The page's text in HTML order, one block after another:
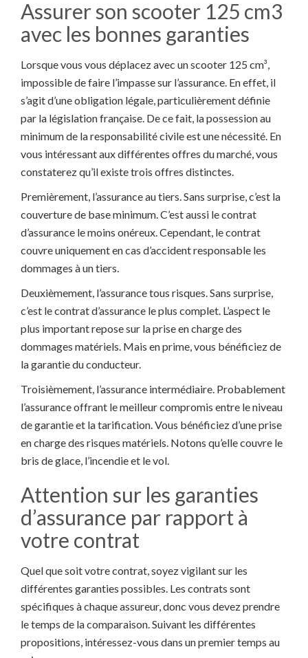
Assurer son scooter 125 cm3
avec les bonnes garanties
Lorsque vous vous déplacez avec un scooter 125 cm³,
impossible de faire l’impasse sur l’assurance. En effet, il
s’agit d’une obligation légale, particulièrement définie
par la législation française. De ce fait, la possession au
minimum de la responsabilité civile est une nécessité. En
vous intéressant aux différentes offres du marché, vous
constaterez qu’il existe trois offres distinctes.
Premièrement, l’assurance au tiers. Sans surprise, c’est la
couverture de base minimum. C’est aussi le contrat
d’assurance le moins onéreux. Cependant, le contrat
couvre uniquement en cas d’accident responsable les
dommages à un tiers.
Deuxièmement, l’assurance tous risques. Sans surprise,
c’est le contrat d’assurance le plus complet. L’aspect le
plus important repose sur la prise en charge des
dommages matériels. Mais en prime, vous bénéficiez de
la garantie du conducteur.
Troisièmement, l’assurance intermédiaire. Probablement
l’assurance offrant le meilleur compromis entre le niveau
de garantie et la tarification. Vous bénéficiez d’une prise
en charge des risques matériels. Notons qu’elle couvre le
bris de glace, l’incendie et le vol.
Attention sur les garanties
d’assurance par rapport à
votre contrat
Quel que soit votre contrat, soyez vigilant sur les
différentes garanties possibles. Les contrats sont
spécifiques à chaque assureur, donc vous devez prendre
le temps de la comparaison. Suivant les différentes
propositions, intéressez-vous dans un premier temps au